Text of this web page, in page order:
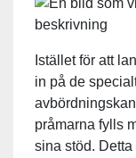
Istället för att
in på de
pråmarna fylls
sina stöd.